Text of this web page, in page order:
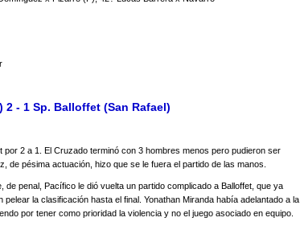
- 1 Sp. Balloffet (San Rafael)
por 2 a 1. El Cruzado terminó con 3 hombres menos pero pudieron ser
de pésima actuación, hizo que se le fuera el partido de las manos.
penal, Pacífico le dió vuelta un partido complicado a Balloffet, que ya
la clasificación hasta el final. Yonathan Miranda había adelantado a la
por tener como prioridad la violencia y no el juego asociado en equipo.